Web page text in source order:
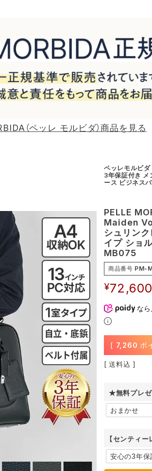
（ペッレ モルビダ）商品を見る
ペッレモルビ
3年保証付き メ
ース ビジネス
PELLE
Maiden
シュリン
イプ ショ
MB075
商品番号 PM-
¥72,600
なら
[ 7,260 ポ
送料込
★無料プレ
【センティ